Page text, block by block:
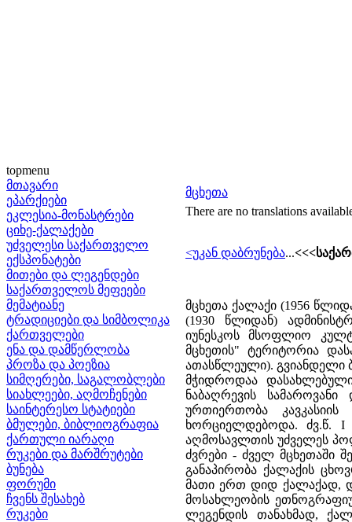
topmenu
მთავარი
ეპარქიები
ეკლესია-მონასტრები
ციხე-ქალაქები
უძველესი საქართველო
ექსპონატები
მითები და ლეგენდები
საქართველოს მეფეები
მემატიანე
ტრადიციები და სიმბოლიკა
ქართველები
ენა და დამწერლობა
პროზა და პოეზია
სიმღერები, საგალობლები
სიახლეები, აღმოჩენები
საინტერესო სტატიები
ბმულები, ბიბლიოგრაფია
ქართული იარაღი
რუკები და მარშრუტები
ბუნება
ფორუმი
ჩვენს შესახებ
რუკები
მცხეთა
There are no translations
<უკან დაბრუნება...
მცხეთა ქალაქი (1956
(1930 წლიდან)
იუნესკოს მსოფლიო
მცხეთის" ტერიტორია
ათასწლეული). გვიანდელი
მჭიდროდაა დასახლებული
ნაბაღრევის
ურთიერთობა
ხორციელდებოდა. ძვ.წ. I
აღმოსავლთის უძველეს
ძვრები - ძველ მცხეთაში
განაპირობა ქალაქის
მათი ერთ დიდ ქალაქად,
მოსახლეობის
ლეგენდის თანახმად,